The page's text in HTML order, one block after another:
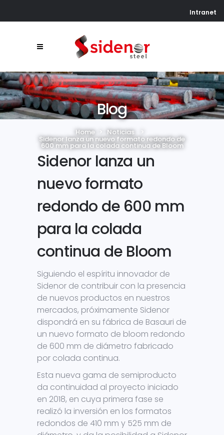
Intranet
Blog
Home Noticias
Sidenor lanza un nuevo formato redondo de
600 mm para la colada continua de Bloom
Sidenor lanza un
nuevo formato
redondo de 600 mm
para la colada
continua de Bloom
Siguiendo el espíritu innovador de
Sidenor de contribuir con la presencia
de nuevos productos en nuestros
mercados, próximamente Sidenor
dispondrá en su fábrica de Basauri de
un nuevo formato de bloom redondo
de 600 mm de diámetro fabricado
por colada continua.
Esta nueva gama de semiproducto
da continuidad al proyecto iniciado
en 2018, en cuya primera fase se
realizó la inversión en los formatos
redondos de 410 mm y 525 mm de